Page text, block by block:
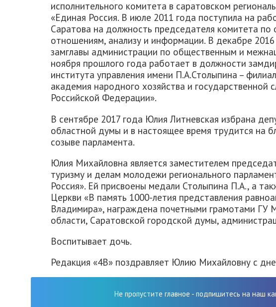
исполнительного комитета в саратовском
«Единая Россия. В июле 2011 года поступила на
Саратова на должность председателя комитета
отношениям, анализу и информации. В декабре
замглавы администрации по общественным и
ноября прошлого года работает в должности
института управления имени П.А.Столыпина –
академия народного хозяйства и государственной
Российской Федерации».
В сентябре 2017 года Юлия Литневская избрана
областной думы и в настоящее время трудится на
созыве парламента.
Юлия Михайловна является заместителем
туризму и делам молодежи регионального
Россия». Ей присвоены медали Столыпина П.А., а
Церкви «В память 1000-летия представления
Владимира», награждена почетными грамотами ГУ
области, Саратовской городской думы,
Воспитывает дочь.
Редакция «4В» поздравляет Юлию Михайловну с
Не пропустите главное - подпишитесь на наш